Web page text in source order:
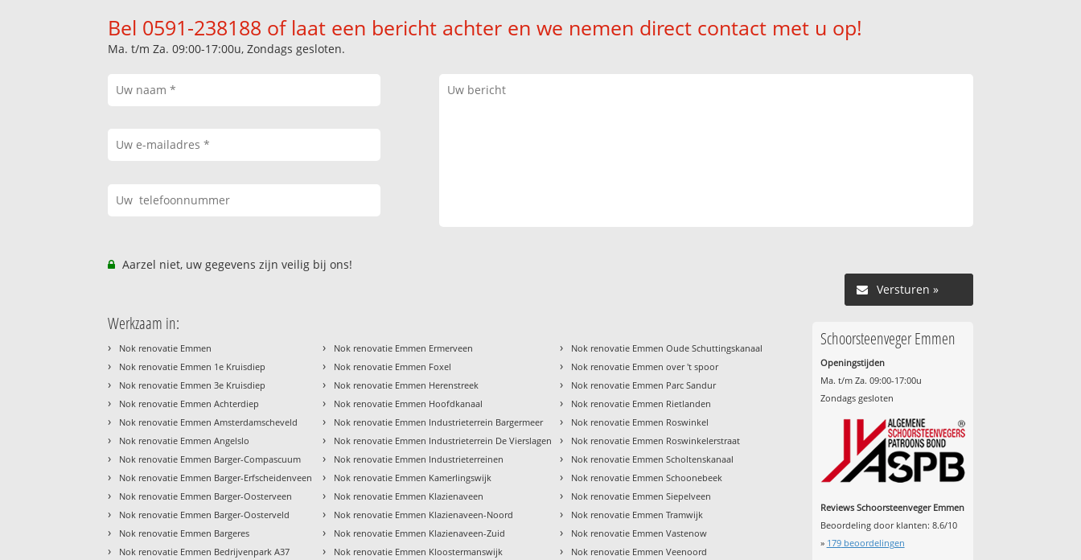
Bel 0591-238188 of laat een bericht achter en we nemen direct contact met u op!
Ma. t/m Za. 09:00-17:00u, Zondags gesloten.
Aarzel niet, uw gegevens zijn veilig bij ons!
Versturen »
Werkzaam in:
› Nok renovatie Emmen
› Nok renovatie Emmen 1e Kruisdiep
› Nok renovatie Emmen 3e Kruisdiep
› Nok renovatie Emmen Achterdiep
› Nok renovatie Emmen Amsterdamscheveld
› Nok renovatie Emmen Angelslo
› Nok renovatie Emmen Barger-Compascuum
› Nok renovatie Emmen Barger-Erfscheidenveen
› Nok renovatie Emmen Barger-Oosterveen
› Nok renovatie Emmen Barger-Oosterveld
› Nok renovatie Emmen Bargeres
› Nok renovatie Emmen Bedrijvenpark A37
› Nok renovatie Emmen Ermerveen
› Nok renovatie Emmen Foxel
› Nok renovatie Emmen Herenstreek
› Nok renovatie Emmen Hoofdkanaal
› Nok renovatie Emmen Industrieterrein Bargermeer
› Nok renovatie Emmen Industrieterrein De Vierslagen
› Nok renovatie Emmen Industrieterreinen
› Nok renovatie Emmen Kamerlingswijk
› Nok renovatie Emmen Klazienaveen
› Nok renovatie Emmen Klazienaveen-Noord
› Nok renovatie Emmen Klazienaveen-Zuid
› Nok renovatie Emmen Kloostermanswijk
› Nok renovatie Emmen Oude Schuttingskanaal
› Nok renovatie Emmen over 't spoor
› Nok renovatie Emmen Parc Sandur
› Nok renovatie Emmen Rietlanden
› Nok renovatie Emmen Roswinkel
› Nok renovatie Emmen Roswinkelerstraat
› Nok renovatie Emmen Scholtenskanaal
› Nok renovatie Emmen Schoonebeek
› Nok renovatie Emmen Siepelveen
› Nok renovatie Emmen Tramwijk
› Nok renovatie Emmen Vastenow
› Nok renovatie Emmen Veenoord
Schoorsteenveger Emmen
Openingstijden
Ma. t/m Za. 09:00-17:00u
Zondags gesloten
Reviews Schoorsteenveger Emmen
Beoordeling door klanten: 8.6/10
» 179beoordelingen